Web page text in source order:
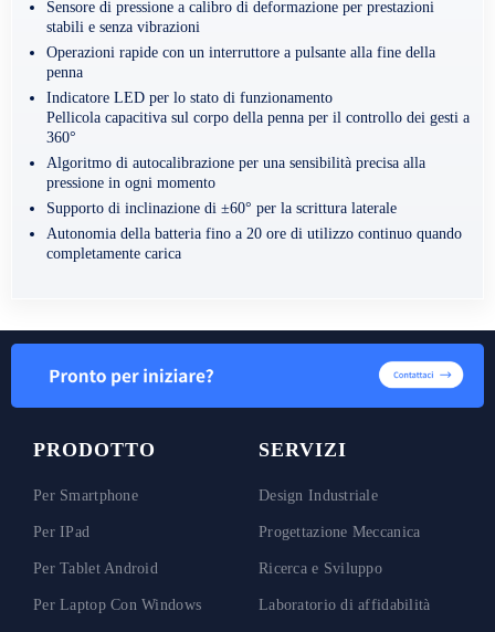
Sensore di pressione a calibro di deformazione per prestazioni
stabili e senza vibrazioni
Operazioni rapide con un interruttore a pulsante alla fine della
penna
Indicatore LED per lo stato di funzionamento
Pellicola capacitiva sul corpo della penna per il controllo dei gesti a
360°
Algoritmo di autocalibrazione per una sensibilità precisa alla
pressione in ogni momento
Supporto di inclinazione di ±60° per la scrittura laterale
Autonomia della batteria fino a 20 ore di utilizzo continuo quando
completamente carica
PRODOTTO
Per Smartphone
Per IPad
Per Tablet Android
Per Laptop Con Windows
SERVIZI
Design Industriale
Progettazione Meccanica
Ricerca e Sviluppo
Laboratorio di affidabilità